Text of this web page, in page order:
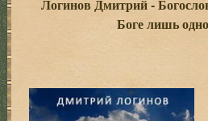
Логинов Дмитрий -
Боге лишь